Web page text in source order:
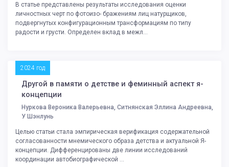
В статье представлены результаты исследования оценки
личностных черт по фотоизо- бражениям лиц натурщиков,
подвергнутых конфигурационным трансформациям по типу
радости и грусти. Определен вклад в межл...
2024 год
Другой в памяти о детстве и феминный аспект я-
концепции
Нуркова Вероника Валерьевна, Ситнянская Эллина Андреевна,
У Шэнлунь
Целью статьи стала эмпирическая верификация содержательной
согласованности мнемического образа детства и актуальной Я-
концепции. Дифференцированы две линии исследований
координации автобиографической ...